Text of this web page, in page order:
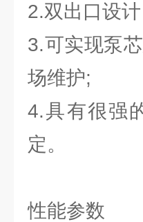
2.双出口设
3.可实现泵
场维护;
4.具有很强
定。
性能参数